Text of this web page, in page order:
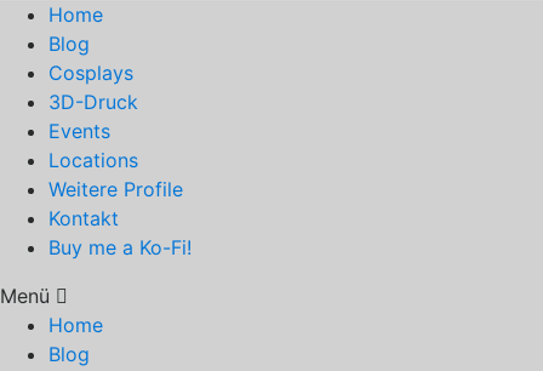
Home
Blog
Cosplays
3D-Druck
Events
Locations
Weitere Profile
Kontakt
Buy me a Ko-Fi!
Menü
Home
Blog